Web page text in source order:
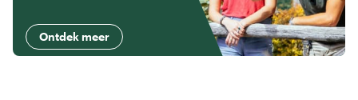
Ontdek meer